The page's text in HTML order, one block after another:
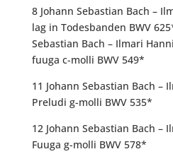
8 Johann Sebastian Bach –
lag in Todesbanden BWV
Sebastian Bach – Ilmari
fuuga c-molli BWV 549*
11 Johann Sebastian Bach –
Preludi g-molli BWV 535*
12 Johann Sebastian Bach –
Fuuga g-molli BWV 578*